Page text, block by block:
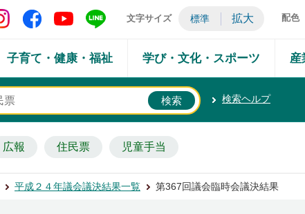
矢吹町 Instagram
矢吹町 Facebook
矢吹町 YouTube
矢吹町 LINE
文字サイズ 標準 拡大 配色
子育て・健康・福祉 学び・文化・スポーツ 産
検索ヘルプ
広報 住民票 児童手当
平成２４年議会議決結果一覧 第367回議会臨時会議決結果